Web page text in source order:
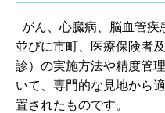
がん、心臓病、脳血管疾
並びに市町、医療保険者
診）の実施方法や精度管
いて、専門的な見地から
置されたものです。